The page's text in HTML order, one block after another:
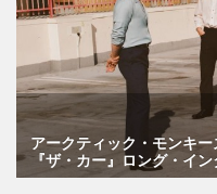
アークティック・モンキ
『ザ・カー』ロング・イ